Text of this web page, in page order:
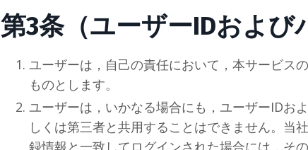
第3条（ユーザーIDおよび
ユーザーは，自己の責任において，本サービス
ものとします。
ユーザーは，いかなる場合にも，ユーザーIDお
しくは第三者と共用することはできません。当社
録情報と一致してログインされた場合には，そ